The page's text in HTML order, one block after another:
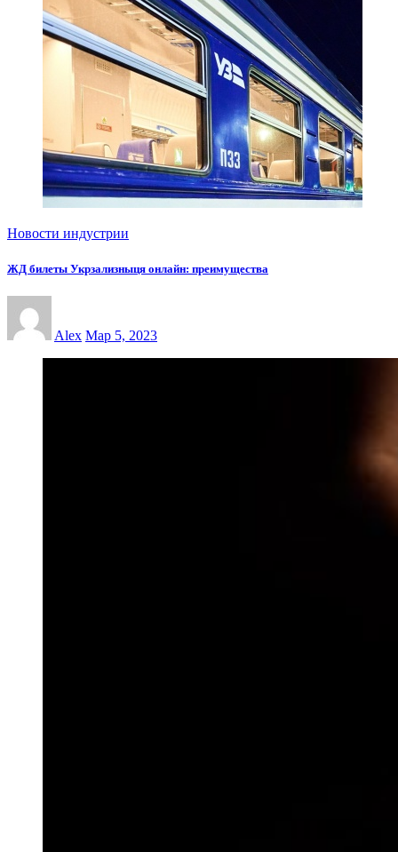
Новости индустрии
ЖД билеты Укрзализныця онлайн: преимущества
Alex Мар 5, 2023